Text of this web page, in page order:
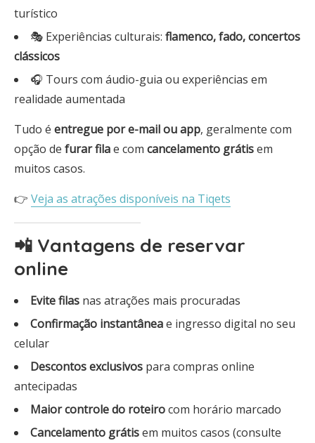
turístico
🎭 Experiências culturais: flamenco, fado, concertos
clássicos
🎧 Tours com áudio-guia ou experiências em
realidade aumentada
Tudo é entregue por e-mail ou app, geralmente com
opção de furar filae com cancelamento grátisem
muitos casos.
👉 Veja as atrações disponíveis na Tiqets
📲 Vantagens de reservar
online
Evite filas nas atrações mais procuradas
Confirmação instantâneae ingresso digital no seu
celular
Descontos exclusivos para compras online
antecipadas
Maior controle do roteirocom horário marcado
Cancelamento grátisem muitos casos (consulte